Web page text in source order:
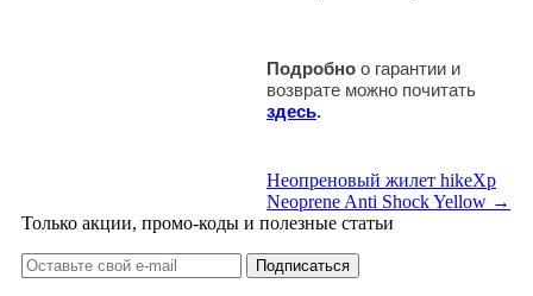
Подробно о гарантии и
возврате можно почитать
здесь.
Неопреновый жилет hikeXp
Neoprene Anti Shock Yellow →
Только акции, промо-коды и полезные статьи